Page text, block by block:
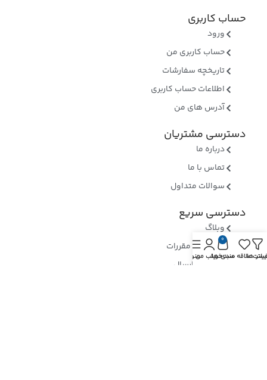
حساب کاربری
ورود
حساب کاربری من
تاریخچه سفارشات
اطلاعات حساب کاربری
آدرس های من
دسترسی مشتریان
درباره ما
تماس با ما
سوالات متداول
دسترسی سریع
وبلاگ
قوانین و مقررات
روشهای ارسال
ها
علاقه مندی ها
0
سبد خریدحساب منمنو